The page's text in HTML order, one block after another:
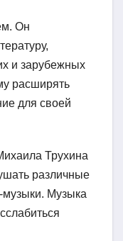
Он
и зарубежных
расширять
для своей
Трухина
различные
музыки. Музыка